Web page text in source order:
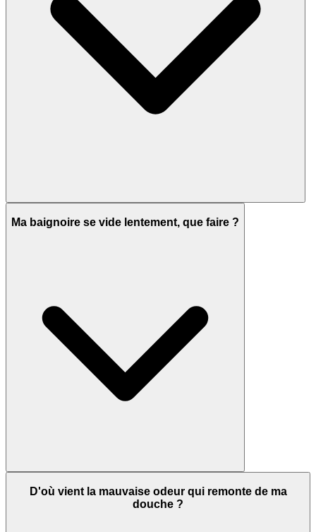
Ma baignoire se vide lentement, que faire ?
D'où vient la mauvaise odeur qui remonte de ma
douche ?